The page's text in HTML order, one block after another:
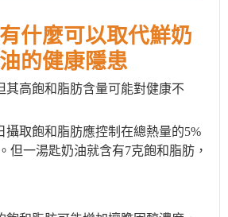
有什麼可以取代鮮奶
的健康隱患
其高飽和脂肪含量可能對健康不
攝取飽和脂肪應控制在總熱量的5%
但一湯匙奶油就含有7克飽和脂肪，